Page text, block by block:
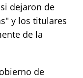
dejaron de
y los titulares
de la
de